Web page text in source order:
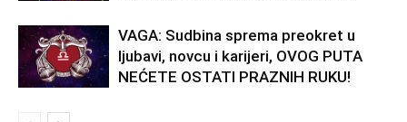
VAGA: Sudbina sprema preokret u
ljubavi, novcu i karijeri, OVOG PUTA
NEĆETE OSTATI PRAZNIH RUKU!